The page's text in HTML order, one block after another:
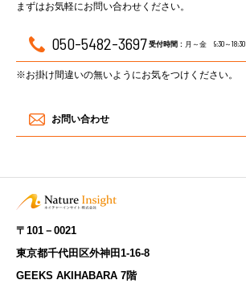
まずはお気軽にお問い合わせください。
050-5482-3697 受付時間 : 月～金 9:30～18:30
※お掛け間違いの無いようにお気をつけください。
お問い合わせ
〒101－0021
東京都千代田区外神田1-16-8
GEEKS AKIHABARA 7階